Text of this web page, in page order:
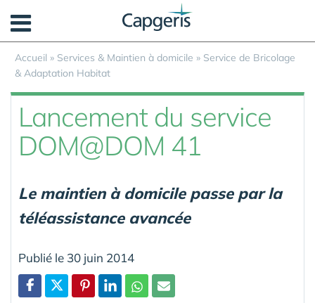
Accueil » Services & Maintien à domicile » Service de Bricolage
& Adaptation Habitat
Lancement du service
DOM@DOM 41
Le maintien à domicile passe par la
téléassistance avancée
Publié le 30 juin 2014
Panneau de gestion des cookies